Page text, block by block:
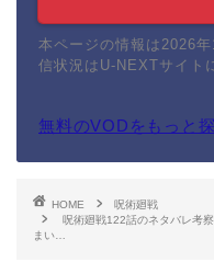
本ページの情報は2026
信状況はU-NEXTサイト
無料のVODをもっと
HOME
呪術廻戦
呪術廻戦122話のネタバレ考
まい…